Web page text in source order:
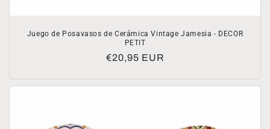
Juego de Posavasos de Cerámica Vintage Jamesia - DECOR
PETIT
Precio
€20,95 EUR